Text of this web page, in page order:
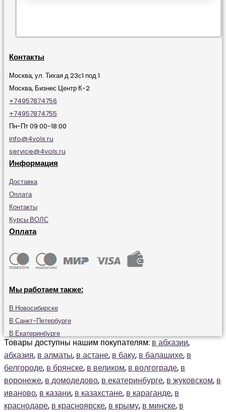
Контакты
Москва, ул. Тихая д.23с1 под.1
Москва, Бизнес Центр К-2
+74957874756
+74957874755
Пн-Пт 09:00-18:00
info@4vols.ru
service@4vols.ru
Информация
Доставка
Оплата
Контакты
Курсы ВОЛС
Оплата
Мы работаем также:
В Новосибирске
В Санкт-Петербурге
В Екатеринбурге
Товары доступны нашим покупателям:в абхазии,
абхазия, в алматы, в астане, в баку, в балашихе, в
белгороде, в брянске, в великом, в волгограде, в
воронеже, в домодедово, в екатеринбурге, в жуковском, в
иваново, в казани, в казахстане, в караганде, в
краснодаре, в красноярске, в крыму, в минске, в